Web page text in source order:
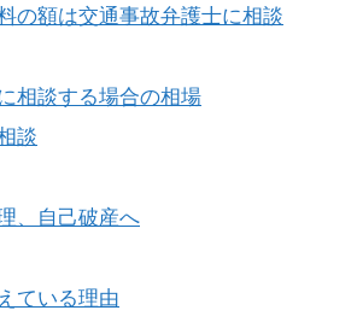
の額は交通事故弁護士に相談
相談する場合の相場
談
、自己破産へ
ている理由